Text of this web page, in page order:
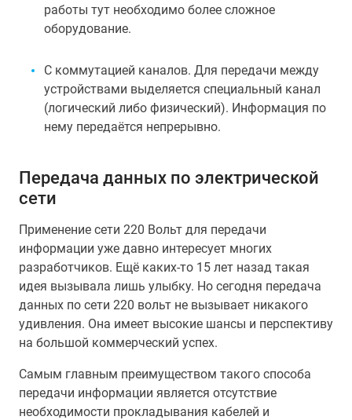
работы тут необходимо более сложное
оборудование.
С коммутацией каналов. Для передачи между
устройствами выделяется специальный канал
(логический либо физический). Информация по
нему передаётся непрерывно.
Передача данных по электрической
сети
Применение сети 220 Вольт для передачи
информации уже давно интересует многих
разработчиков. Ещё каких-то 15 лет назад такая
идея вызывала лишь улыбку. Но сегодня передача
данных по сети 220 вольт не вызывает никакого
удивления. Она имеет высокие шансы и перспективу
на большой коммерческий успех.
Самым главным преимуществом такого способа
передачи информации является отсутствие
необходимости прокладывания кабелей и